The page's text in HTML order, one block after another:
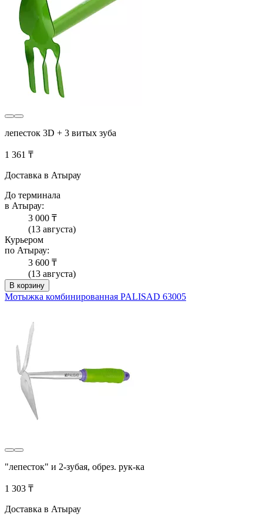
лепесток 3D + 3 витых зуба
1 361 ₸
Доставка в Атырау
До терминала
в Атырау:
3 000 ₸
(13 августа)
Курьером
по Атырау:
3 600 ₸
(13 августа)
В корзину
Мотыжка комбинированная PALISAD 63005
"лепесток" и 2-зубая, обрез. рук-ка
1 303 ₸
Доставка в Атырау